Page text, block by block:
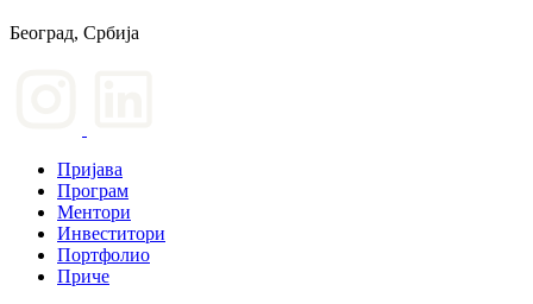
Београд, Србија
Пријава
Програм
Ментори
Инвеститори
Портфолио
Приче